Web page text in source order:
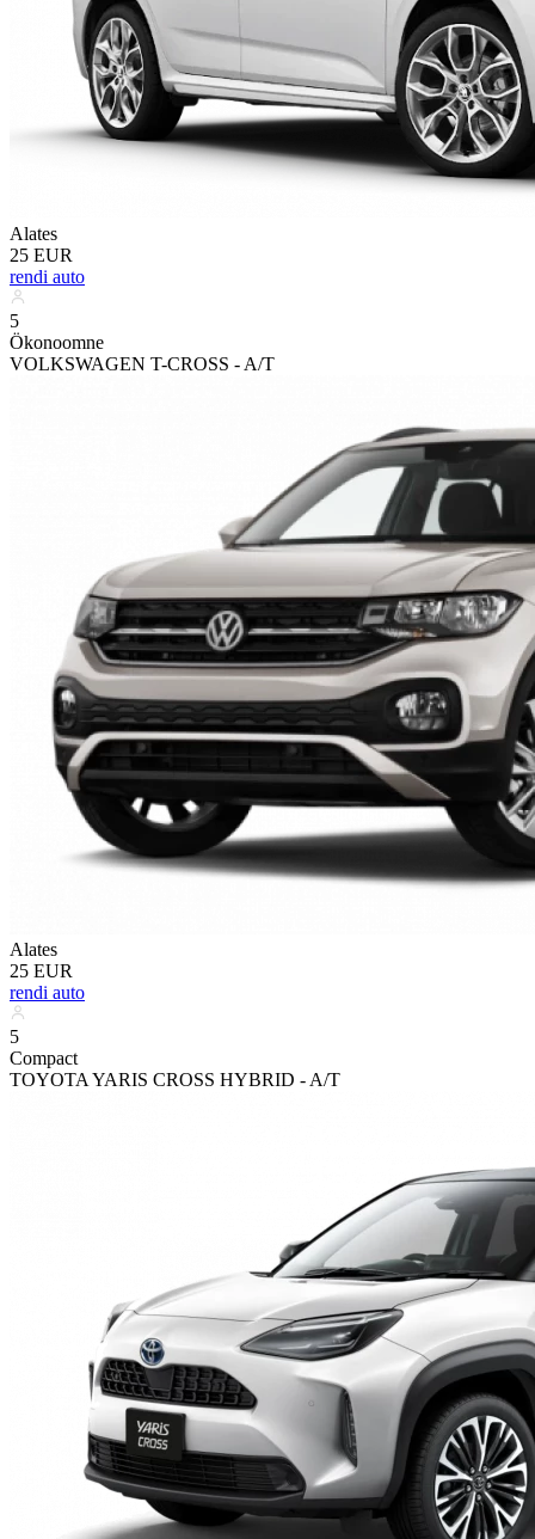
Alates
25 EUR
rendi auto
5
Ökonoomne
VOLKSWAGEN T-CROSS - A/T
Alates
25 EUR
rendi auto
5
Compact
TOYOTA YARIS CROSS HYBRID - A/T